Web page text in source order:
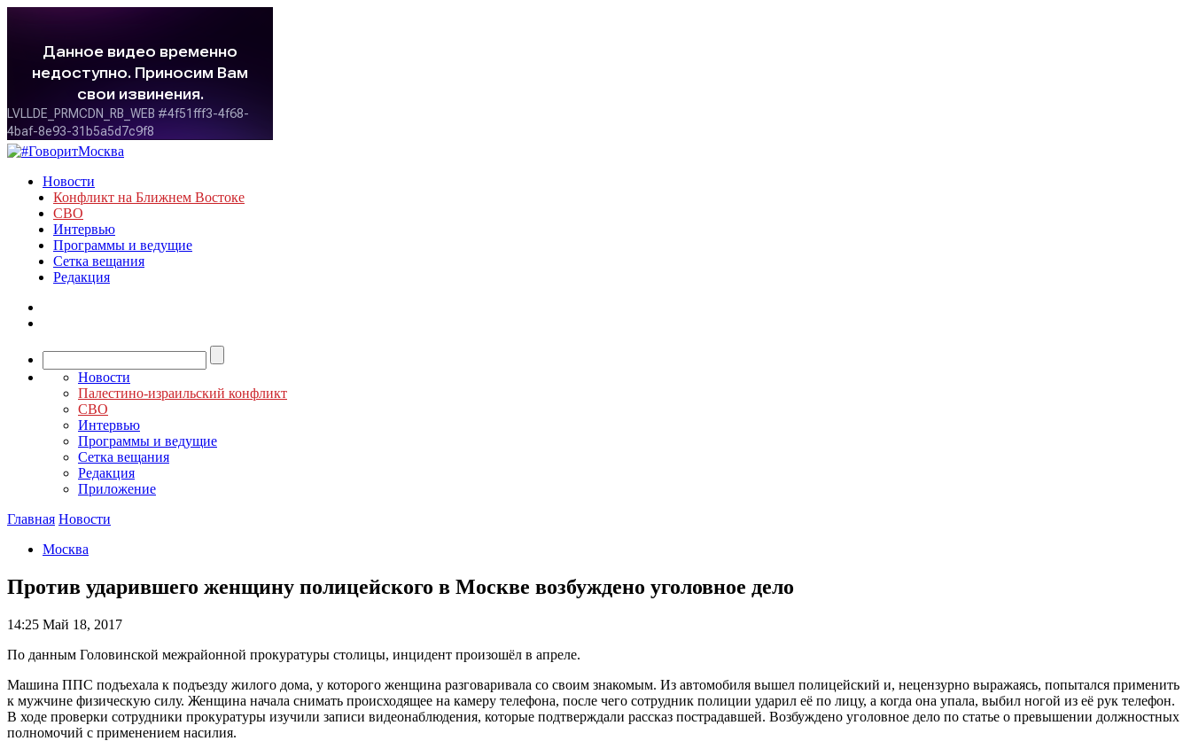
Новости
Конфликт на Ближнем Востоке
СВО
Интервью
Программы и ведущие
Сетка вещания
Редакция
Новости
Палестино-израильский конфликт
СВО
Интервью
Программы и ведущие
Сетка вещания
Редакция
Приложение
Главная Новости
Москва
Против ударившего женщину полицейского в Москве возбуждено уголовное дело
14:25 Май 18, 2017
По данным Головинской межрайонной прокуратуры столицы, инцидент произошёл в апреле.
Машина ППС подъехала к подъезду жилого дома, у которого женщина разговаривала со своим знакомым. Из автомобиля вышел полицейский и, нецензурно выражаясь, попытался применить
к мужчине физическую силу. Женщина начала снимать происходящее на камеру телефона, после чего сотрудник полиции ударил её по лицу, а когда она упала, выбил ногой из её рук телефон.
В ходе проверки сотрудники прокуратуры изучили записи видеонаблюдения, которые подтверждали рассказ пострадавшей. Возбуждено уголовное дело по статье о превышении должностных
полномочий с применением насилия.